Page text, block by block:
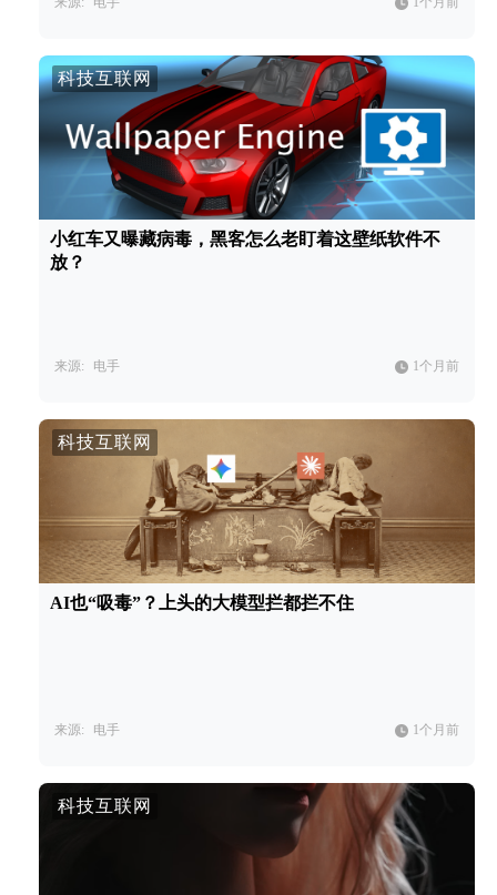
科技互联网
小红车又曝藏病毒，黑客怎么老盯着这壁纸软件不
放？
来源: 电手 1个月前
科技互联网
AI也“吸毒”？上头的大模型拦都拦不住
来源: 电手 1个月前
科技互联网